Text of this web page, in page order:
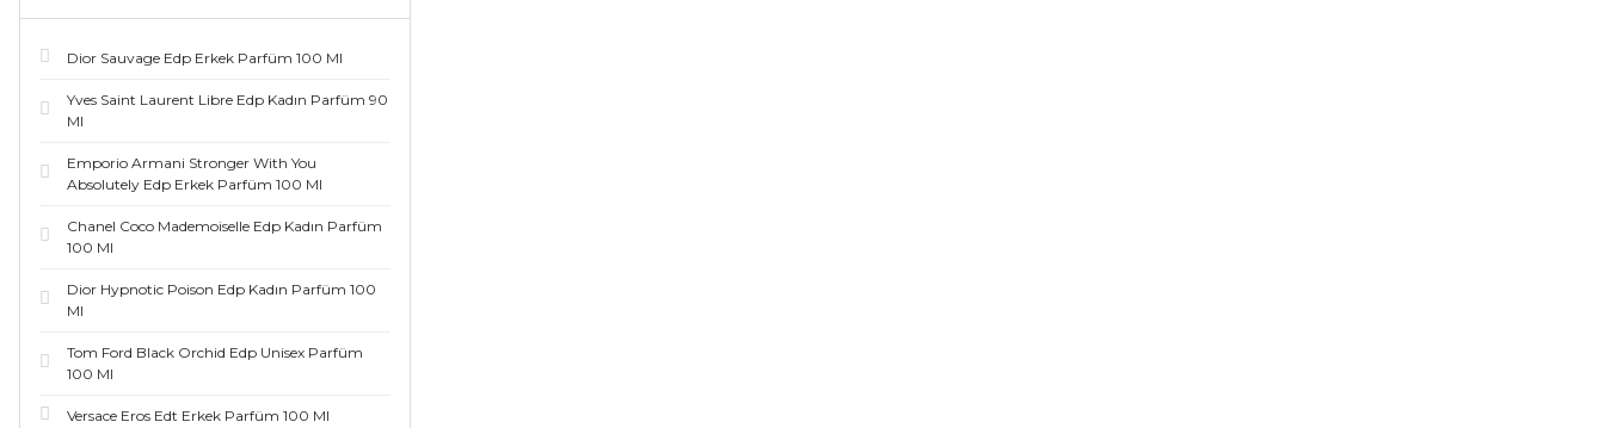
Dior Sauvage Edp Erkek Parfüm 100 Ml
Yves Saint Laurent Libre Edp Kadın Parfüm 90
Ml
Emporio Armani Stronger With You
Absolutely Edp Erkek Parfüm 100 Ml
Chanel Coco Mademoiselle Edp Kadın Parfüm
100 Ml
Dior Hypnotic Poison Edp Kadın Parfüm 100
Ml
Tom Ford Black Orchid Edp Unisex Parfüm
100 Ml
Versace Eros Edt Erkek Parfüm 100 Ml